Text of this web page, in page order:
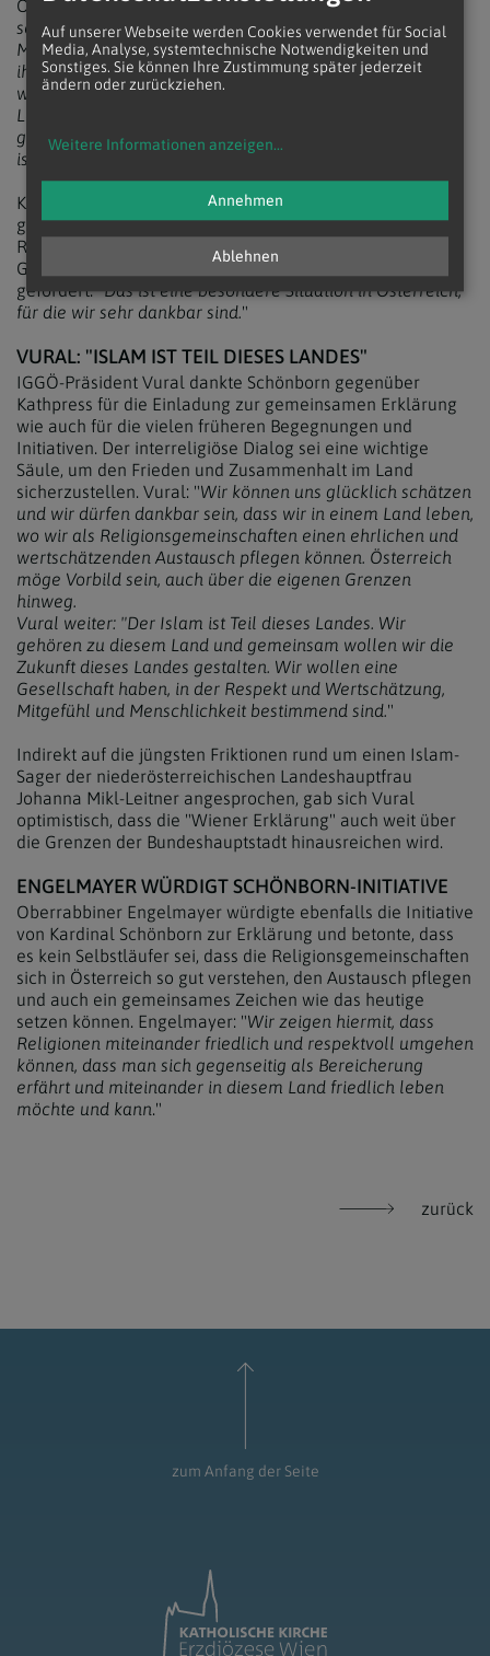
Österreich, so Schönborn: " Und es ist für uns als Christen
sehr wichtig, dies anzuerkennen und zu sagen: 'Diese
Menschen sind Österreicherinnen und Österreicher. Es ist
ihr Land, genauso wie es unser Land ist.'" Nachsatz: "
wir dankbar, dass sie an Gott glauben und versuchen, ihr
Leben an den Geboten Gottes zu orientieren. Das ist eine
gemeinsame Basis, die für unser Zusammenleben wichtig
ist.
Kardinal Schönborn würdigte auf Nachfrage auch die
guten gesetzlichen Rahmenbedingungen für die
Religionen. Deren staatliche Mitverantwortung für das
Gemeinwohl werde gesehen, anerkannt und auch
gefördert. "Das ist eine besondere Situation in Österreich,
für die wir sehr dankbar sind."
VURAL: "ISLAM IST TEIL DIESES LANDES"
IGGÖ-Präsident Vural dankte Schönborn gegenüber
Kathpress für die Einladung zur gemeinsamen Erklärung
wie auch für die vielen früheren Begegnungen und
Initiativen. Der interreligiöse Dialog sei eine wichtige
Säule, um den Frieden und Zusammenhalt im Land
sicherzustellen. Vural: "Wir können uns glücklich schätzen
und wir dürfen dankbar sein, dass wir in einem Land leben,
wo wir als Religionsgemeinschaften einen ehrlichen und
wertschätzenden Austausch pflegen können. Österreich
möge Vorbild sein, auch über die eigenen Grenzen
hinweg.
Vural weiter: "Der Islam ist Teil dieses Landes. Wir
gehören zu diesem Land und gemeinsam wollen wir die
Zukunft dieses Landes gestalten. Wir wollen eine
Gesellschaft haben, in der Respekt und Wertschätzung,
Mitgefühl und Menschlichkeit bestimmend sind."
Indirekt auf die jüngsten Friktionen rund um einen Islam-
Sager der niederösterreichischen Landeshauptfrau
Johanna Mikl-Leitner angesprochen, gab sich Vural
optimistisch, dass die "Wiener Erklärung" auch weit über
die Grenzen der Bundeshauptstadt hinausreichen wird.
ENGELMAYER WÜRDIGT SCHÖNBORN-INITIATIVE
Oberrabbiner Engelmayer würdigte ebenfalls die Initiative
von Kardinal Schönborn zur Erklärung und betonte, dass
es kein Selbstläufer sei, dass die Religionsgemeinschaften
sich in Österreich so gut verstehen, den Austausch pflegen
und auch ein gemeinsames Zeichen wie das heutige
setzen können. Engelmayer: "Wir zeigen hiermit, dass
Religionen miteinander friedlich und respektvoll umgehen
können, dass man sich gegenseitig als Bereicherung
erfährt und miteinander in diesem Land friedlich leben
möchte und kann."
zurück
zum Anfang der Seite
Auf unserer Webseite werden Cookies verwendet für Social
Media, Analyse, systemtechnische Notwendigkeiten und
Sonstiges. Sie können Ihre Zustimmung später jederzeit
ändern oder zurückziehen.
Weitere Informationen anzeigen...
Ablehnen
Annehmen